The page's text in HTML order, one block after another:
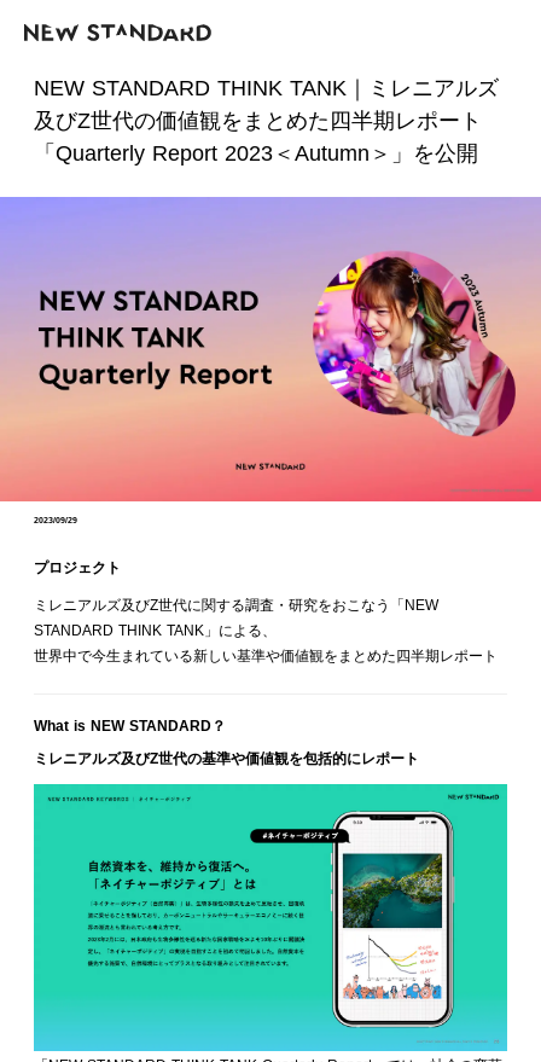
NEW STANDARD THINK TANK｜ミレニアルズ
及びZ世代の価値観をまとめた四半期レポート
「Quarterly Report 2023＜Autumn＞」を公開
2023/09/29
プロジェクト
ミレニアルズ及びZ世代に関する調査・研究をおこなう「NEW
STANDARD THINK TANK」による、
世界中で今生まれている新しい基準や価値観をまとめた四半期レポート
What is NEW STANDARD？
ミレニアルズ及びZ世代の基準や価値観を包括的にレポート